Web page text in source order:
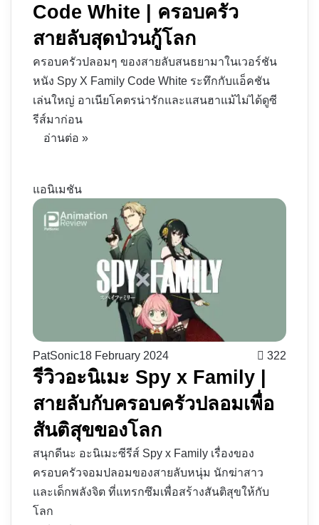
Code White | ครอบครัว
สายลับสุดป่วนกู้โลก
ครอบครัวปลอมๆ ของสายลับสนธยามาในเวอร์ชัน
หนัง Spy X Family Code White ระทึกกับแอ็คชัน
เล่นใหญ่ อาเนียโคตรน่ารักและแสนฮาแม้ไม่ได้ดูซี
รีส์มาก่อน
อ่านต่อ »
แอนิเมชัน
PatSonic18 February 2024 322
รีวิวอะนิเมะ Spy x Family |
สายลับกับครอบครัวปลอมเพื่อ
สันติสุขของโลก
สนุกดีนะ อะนิเมะซีรีส์ Spy x Family เรื่องของ
ครอบครัวจอมปลอมของสายลับหนุ่ม นักฆ่าสาว
และเด็กพลังจิต ที่แทรกซึมเพื่อสร้างสันติสุขให้กับ
โลก